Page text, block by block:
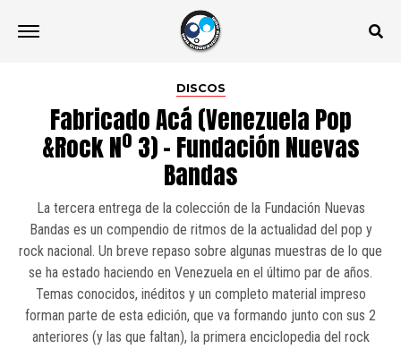
DISCOS
Fabricado Acá (Venezuela Pop
&Rock Nº 3) – Fundación Nuevas
Bandas
La tercera entrega de la colección de la Fundación Nuevas
Bandas es un compendio de ritmos de la actualidad del pop y
rock nacional. Un breve repaso sobre algunas muestras de lo que
se ha estado haciendo en Venezuela en el último par de años.
Temas conocidos, inéditos y un completo material impreso
forman parte de esta edición, que va formando junto con sus 2
anteriores (y las que faltan), la primera enciclopedia del rock